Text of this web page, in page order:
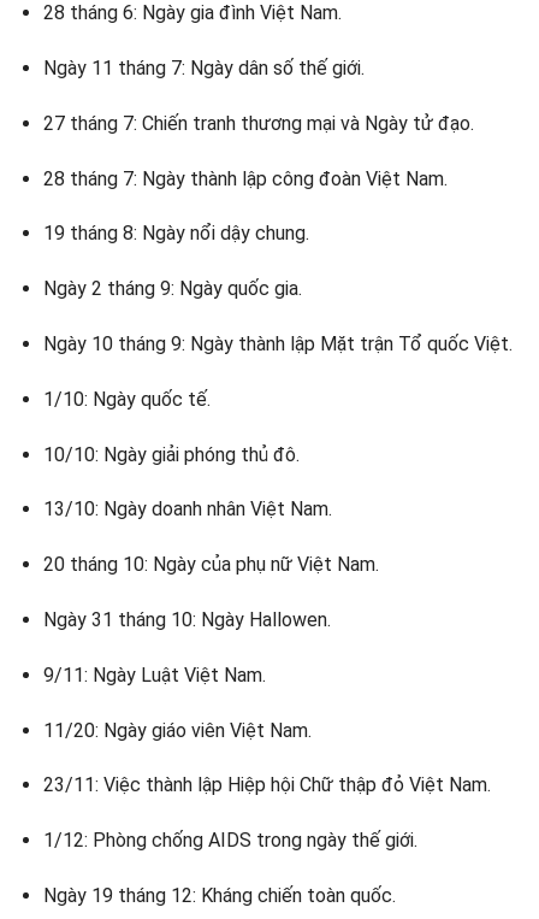
28 tháng 6: Ngày gia đình Việt Nam.
Ngày 11 tháng 7: Ngày dân số thế giới.
27 tháng 7: Chiến tranh thương mại và Ngày tử đạo.
28 tháng 7: Ngày thành lập công đoàn Việt Nam.
19 tháng 8: Ngày nổi dậy chung.
Ngày 2 tháng 9: Ngày quốc gia.
Ngày 10 tháng 9: Ngày thành lập Mặt trận Tổ quốc Việt.
1/10: Ngày quốc tế.
10/10: Ngày giải phóng thủ đô.
13/10: Ngày doanh nhân Việt Nam.
20 tháng 10: Ngày của phụ nữ Việt Nam.
Ngày 31 tháng 10: Ngày Hallowen.
9/11: Ngày Luật Việt Nam.
11/20: Ngày giáo viên Việt Nam.
23/11: Việc thành lập Hiệp hội Chữ thập đỏ Việt Nam.
1/12: Phòng chống AIDS trong ngày thế giới.
Ngày 19 tháng 12: Kháng chiến toàn quốc.